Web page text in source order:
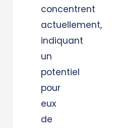
concentrent
actuellement,
indiquant
un
potentiel
pour
eux
de